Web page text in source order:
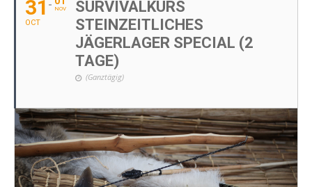
31
OCT
NOV
SURVIVALKURS
STEINZEITLICHES
JÄGERLAGER SPECIAL (2
TAGE)
(ganztägig)